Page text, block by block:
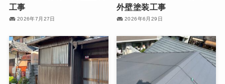
工事
2026年7月27日
外壁塗装工事
2026年6月29日